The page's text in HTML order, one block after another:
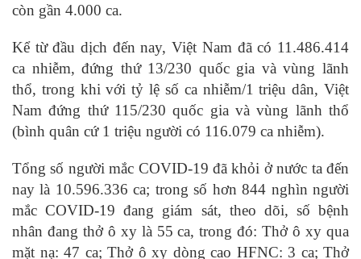
còn gần 4.000 ca.
Kể từ đầu dịch đến nay, Việt Nam đã có 11.486.414
ca nhiễm, đứng thứ 13/230 quốc gia và vùng lãnh
thổ, trong khi với tỷ lệ số ca nhiễm/1 triệu dân, Việt
Nam đứng thứ 115/230 quốc gia và vùng lãnh thổ
(bình quân cứ 1 triệu người có 116.079 ca nhiễm).
Tổng số người mắc COVID-19 đã khỏi ở nước ta đến
nay là 10.596.336 ca; trong số hơn 844 nghìn người
mắc COVID-19 đang giám sát, theo dõi, số bệnh
nhân đang thở ô xy là 55 ca, trong đó: Thở ô xy qua
mặt nạ: 47 ca; Thở ô xy dòng cao HFNC: 3 ca; Thở